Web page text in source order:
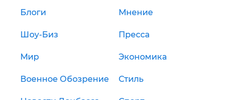
Блоги Мнение
Шоу-Биз Пресса
Мир Экономика
Военное Обозрение Стиль